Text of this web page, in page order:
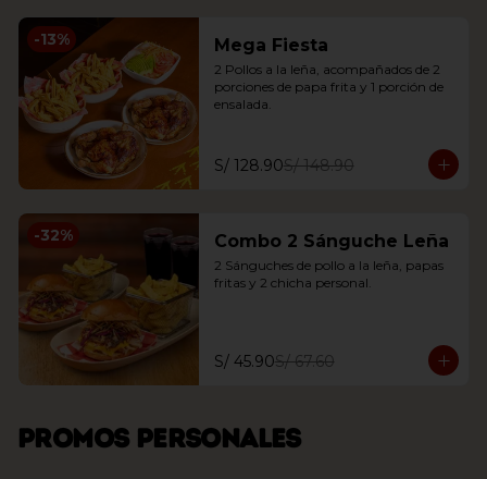
-13% Mega Fiesta
2 Pollos a la leña, acompañados de 2
porciones de papa frita y 1 porción de
ensalada.
S/ 128.90S/ 148.90
-32% Combo 2 Sánguche Leña
2 Sánguches de pollo a la leña, papas
fritas y 2 chicha personal.
S/ 45.90S/ 67.60
Promos personales